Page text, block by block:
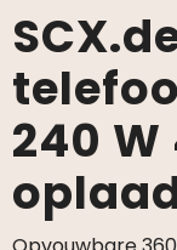
Paraplu's
Caps &
Tassen
Drinkwaren
Schrijfwaren
240 W